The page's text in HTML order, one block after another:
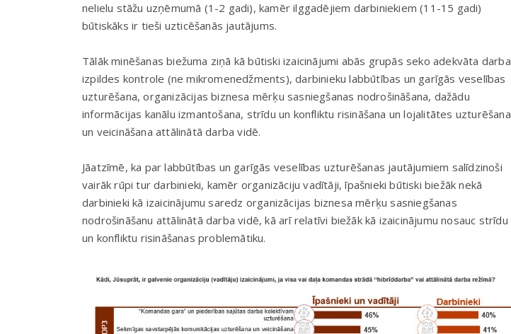
nelielu stāžu uzņēmumā (1-2 gadi), kamēr ilggadējiem darbiniekiem (11-15 gadi)
būtiskāks ir tieši uzticēšanās jautājums.
Tālāk minēšanas biežuma ziņā kā būtiski izaicinājumi abās grupās seko adekvāta darba
izpildes kontrole (ne mikromenedžments), darbinieku labbūtības un garīgās veselības
uzturēšana, organizācijas biznesa mērķu sasniegšanas nodrošināšana, dažādu
informācijas kanālu izmantošana, strīdu un konfliktu risināšana un lojalitātes uzturēšana
un veicināšana attālinātā darba vidē.
Jāatzīmē, ka par labbūtības un garīgās veselības uzturēšanas jautājumiem salīdzinoši
vairāk rūpi tur darbinieki, kamēr organizāciju vadītāji, īpašnieki būtiski biežāk nekā
darbinieki kā izaicinājumu saredz organizācijas biznesa mērķu sasniegšanas
nodrošināšanu attālinātā darba vidē, kā arī relatīvi biežāk kā izaicinājumu nosauc strīdu
un konfliktu risināšanas problemātiku.